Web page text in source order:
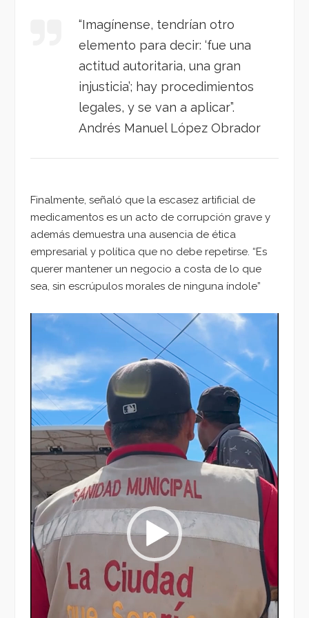
“Imagínense, tendrían otro
elemento para decir: ‘fue una
actitud autoritaria, una gran
injusticia’; hay procedimientos
legales, y se van a aplicar”.
Andrés Manuel López Obrador
Finalmente, señaló que la escasez artificial de
medicamentos es un acto de corrupción grave y
además demuestra una ausencia de ética
empresarial y política que no debe repetirse. “Es
querer mantener un negocio a costa de lo que
sea, sin escrúpulos morales de ninguna índole”
Reproductor
vídeo